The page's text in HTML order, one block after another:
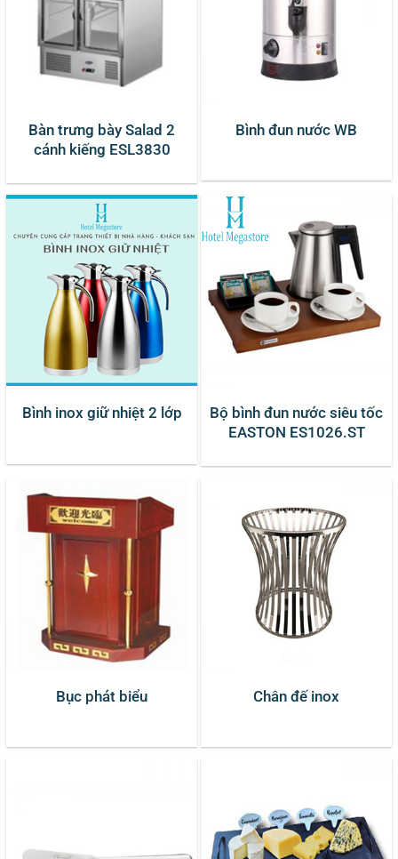
Bàn trưng bày Salad 2
cánh kiếng ESL3830
Bình đun nước WB
Bình inox giữ nhiệt 2 lớp
Bộ bình đun nước siêu tốc
EASTON ES1026.ST
Bục phát biểu Chân đế inox